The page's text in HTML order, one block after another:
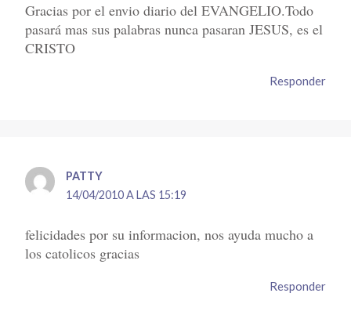
Gracias por el envio diario del EVANGELIO.Todo
pasará mas sus palabras nunca pasaran JESUS, es el
CRISTO
Responder
PATTY
14/04/2010 A LAS 15:19
felicidades por su informacion, nos ayuda mucho a
los catolicos gracias
Responder